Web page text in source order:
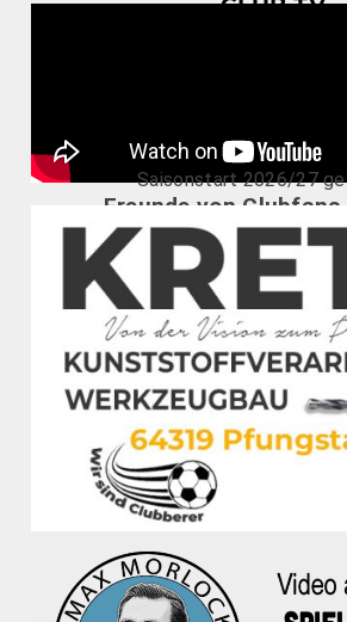
Saisonstart 2026/27
Freunde von Clubfans